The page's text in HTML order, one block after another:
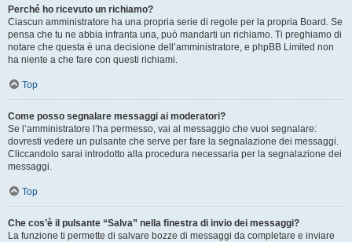
Perché ho ricevuto un richiamo?
Ciascun amministratore ha una propria serie di regole per la propria Board. Se
pensa che tu ne abbia infranta una, può mandarti un richiamo. Ti preghiamo di
notare che questa è una decisione dell’amministratore, e phpBB Limited non
ha niente a che fare con questi richiami.
Top
Come posso segnalare messaggi ai moderatori?
Se l’amministratore l’ha permesso, vai al messaggio che vuoi segnalare:
dovresti vedere un pulsante che serve per fare la segnalazione dei messaggi.
Cliccandolo sarai introdotto alla procedura necessaria per la segnalazione dei
messaggi.
Top
Che cos’è il pulsante “Salva” nella finestra di invio dei messaggi?
La funzione ti permette di salvare bozze di messaggi da completare e inviare